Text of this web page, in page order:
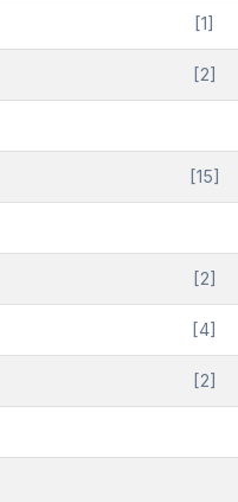
[1]
[2]
[15]
[2]
[4]
[2]